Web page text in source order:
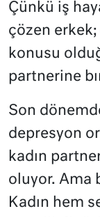
Çünkü iş
çözen
konusu
partnerine
Son
depresyon
kadın
oluyor. Ama
Kadın hem